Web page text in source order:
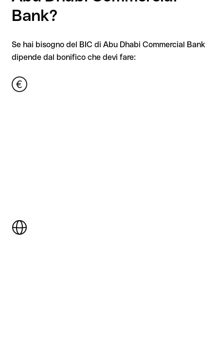
Bank?
Se hai bisogno del BIC di Abu Dhabi Commercial Bank
dipende dal bonifico che devi fare: